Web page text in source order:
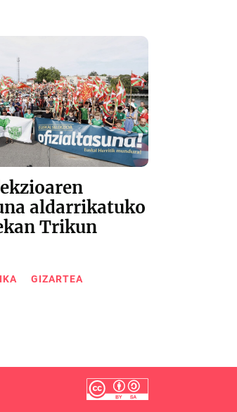
aldarrikatuko
Trikun
GIZARTEA